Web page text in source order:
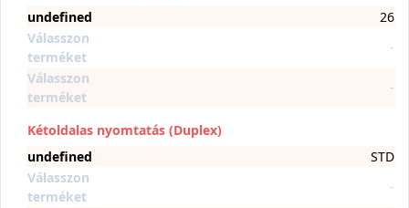
undefined
26
Válasszon
terméket
-
Válasszon
terméket
-
Kétoldalas nyomtatás (Duplex)
undefined
STD
Válasszon
terméket
-